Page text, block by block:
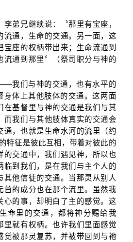
弟兄继续说：〝那里有宝座，
流通，生命的交通。另一面，这
宝座的权柄带出来；生命流通到
流通到那里〞（祭司职分与神的
我们与神的交通，也有水平的
体上其他肢体的交通。这两面
在基督里与神的交通是我们与其
而我们与其他肢体真实的交通会
通，也就是生命水河的流里（约
特征是彼此互相，带着对彼此的
的交通中，我们遇见神，所以也
临到我们，是在我们与主个人的
其他信徒的交通。当那灵从别人
首的成分也在那个流里。虽然我
心的事，却明白了主的感觉。这
命里的交通，都将神分赐给我
里就有权柄。也许我们里面感觉
觉被那灵复苏，并被带回到与祂